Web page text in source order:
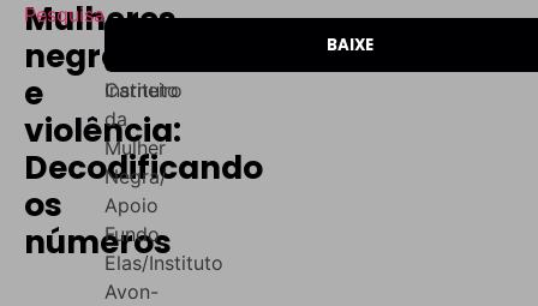
Mulheres
negras
e
violência:
Decodificando
os
números
Pesquisa
Suelaine
Carneiro
Geledés
Instituto
da
Mulher
Negra/
Apoio
Fundo
Elas/Instituto
Avon-
2017
BAIXE